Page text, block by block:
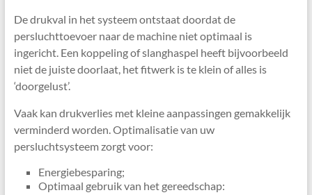
De drukval in het systeem ontstaat doordat de
persluchttoevoer naar de machine niet optimaal is
ingericht. Een koppeling of slanghaspel heeft bijvoorbeeld
niet de juiste doorlaat, het fitwerk is te klein of alles is
‘doorgelust’.
Vaak kan drukverlies met kleine aanpassingen gemakkelijk
verminderd worden. Optimalisatie van uw
persluchtsysteem zorgt voor:
Energiebesparing;
Optimaal gebruik van het gereedschap: